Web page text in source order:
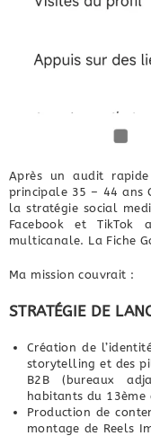
Après un audit
principale 35 – 44 ans
la stratégie social
Facebook et
multicanale. La Fiche
Ma mission couvrait :
STRATÉGIE DE
Création de
storytelling et des
B2B (bureaux
habitants du 13ème
Production de
montage de Reels